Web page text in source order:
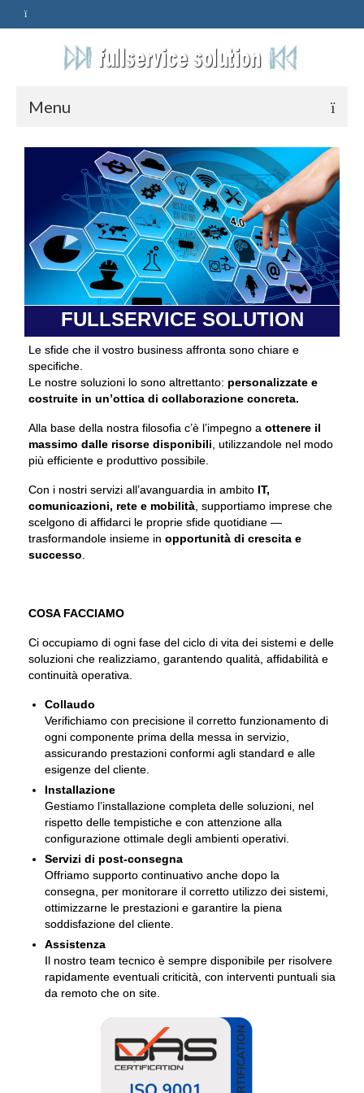
Menu
HOME
ASSISTENZA
POLITICA
Qualità
PRIVACY
CONTATTI
FULLSERVICE SOLUTION
Le sfide che il vostro business affronta sono chiare e
specifiche.
Le nostre soluzioni lo sono altrettanto: personalizzate e
costruite in un’ottica di collaborazione concreta.
Alla base della nostra filosofia c’è l’impegno a ottenere il
massimo dalle risorse disponibili , utilizzandole nel modo
più efficiente e produttivo possibile.
Con i nostri servizi all’avanguardia in ambito IT,
comunicazioni, rete e mobilità , supportiamo imprese che
scelgono di affidarci le proprie sfide quotidiane —
trasformandole insieme in opportunità di crescita e
successo
COSA FACCIAMO
Ci occupiamo di ogni fase del ciclo di vita dei sistemi e delle
soluzioni che realizziamo, garantendo qualità, affidabilità e
continuità operativa.
Collaudo
Verifichiamo con precisione il corretto funzionamento di
ogni componente prima della messa in servizio,
assicurando prestazioni conformi agli standard e alle
esigenze del cliente.
Installazione
Gestiamo l’installazione completa delle soluzioni, nel
rispetto delle tempistiche e con attenzione alla
configurazione ottimale degli ambienti operativi.
Servizi di post-consegna
Offriamo supporto continuativo anche dopo la
consegna, per monitorare il corretto utilizzo dei sistemi,
ottimizzarne le prestazioni e garantire la piena
soddisfazione del cliente.
Assistenza
Il nostro team tecnico è sempre disponibile per risolvere
rapidamente eventuali criticità, con interventi puntuali sia
da remoto che on site.